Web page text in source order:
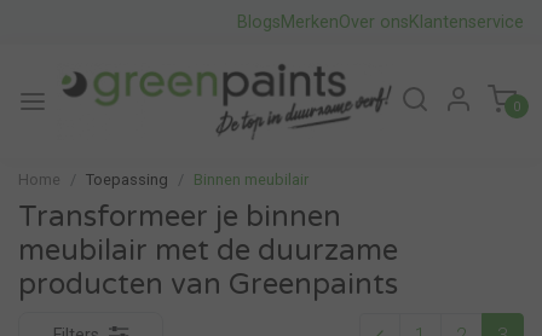
BlogsMerkenOver onsKlantenservice
0
Home Toepassing Binnen meubilair
Transformeer je binnen
meubilair met de duurzame
producten van Greenpaints